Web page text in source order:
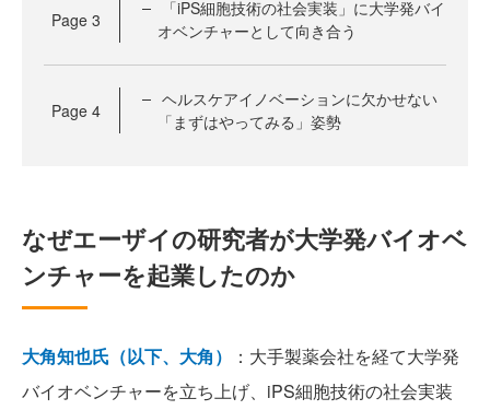
Page 3
「iPS細胞技術の社会実装」に大学発バイ
オベンチャーとして向き合う
Page 4
ヘルスケアイノベーションに欠かせない
「まずはやってみる」姿勢
なぜエーザイの研究者が大学発バイオベ
ンチャーを起業したのか
大角知也氏（以下、大角）
：大手製薬会社を経て大学発
バイオベンチャーを立ち上げ、iPS細胞技術の社会実装